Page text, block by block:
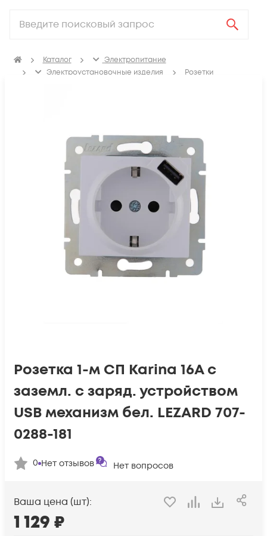
Каталог
Электропитание
Электроустановочные изделия
Розетки
Розетка 1-м СП Karina 16А с
заземл. с заряд. устройством
USB механизм бел. LEZARD 707-
0288-181
0 Нет отзывов Нет вопросов
Ваша цена (шт):
1 129 ₽